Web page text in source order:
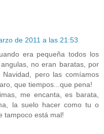
de 2011 a las 21:53
era pequeña todos los
no eran baratas, por
pero las comíamos
que tiempos...que pena!
me encanta, es barata,
la suelo hacer como tu o
tampoco está mal!